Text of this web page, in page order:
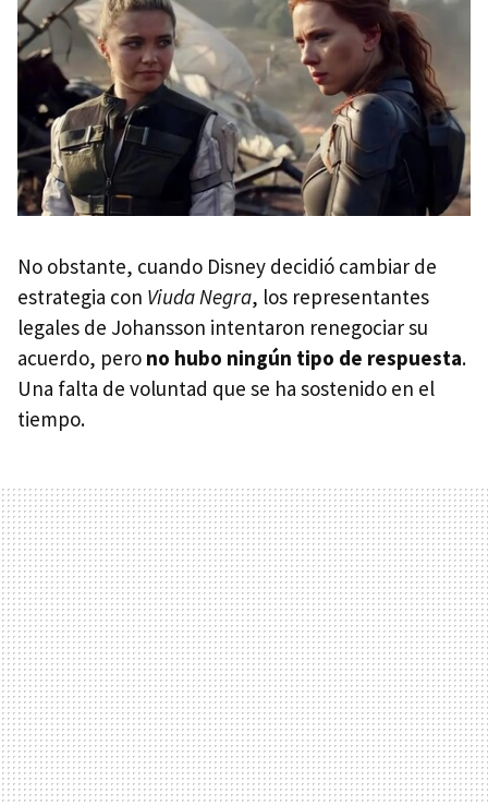
No obstante, cuando Disney decidió cambiar de
estrategia con Viuda Negra, los representantes
legales de Johansson intentaron renegociar su
acuerdo, pero no hubo ningún tipo de respuesta.
Una falta de voluntad que se ha sostenido en el
tiempo.